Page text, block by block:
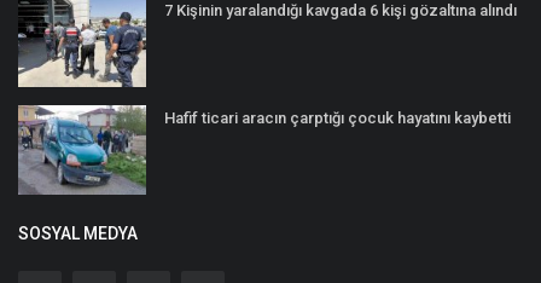
‎7 Kişinin yaralandığı kavgada 6 kişi gözaltına alındı
Hafif ticari aracın çarptığı çocuk hayatını kaybetti
SOSYAL MEDYA